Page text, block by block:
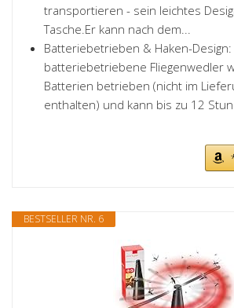
transportieren - sein leichtes
Tasche.Er kann nach dem...
Batteriebetrieben & Haken-
batteriebetriebene Fliegenwedler
Batterien betrieben (nicht im
enthalten) und kann bis zu 12
BESTSELLER NR. 6